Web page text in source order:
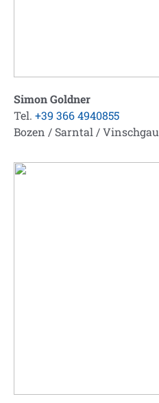
Simon Goldner
Tel. +39 366 4940855
Bozen / Sarntal / Vinschgau